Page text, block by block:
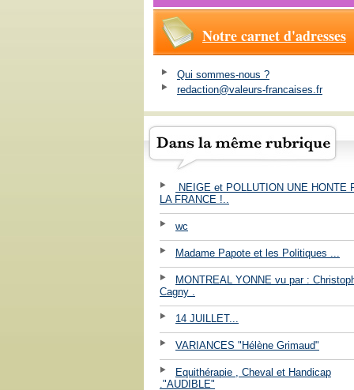
Notre carnet d'adresses
Qui sommes-nous ?
redaction@valeurs-francaises.fr
NEIGE et POLLUTION UNE HONTE
LA FRANCE !..
wc
Madame Papote et les Politiques ...
MONTREAL YONNE vu par :
Cagny .
14 JUILLET...
VARIANCES "Hélène Grimaud"
Equithérapie , Cheval et Handicap
."AUDIBLE"